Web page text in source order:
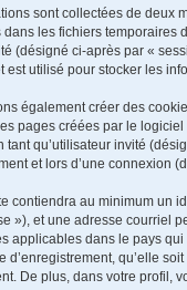
sont collectées de deux
les fichiers temporaires
(désigné ci-après par «
est utilisé pour stocker les
également créer des
pages créées par le
tant qu’utilisateur invité
et lors d’une connexion
contiendra au minimum un
»), et une adresse courriel
applicables dans le pays
d’enregistrement, qu’elle
De plus, dans votre profil,